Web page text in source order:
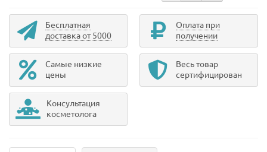
Бесплатная
доставка от 5000
Оплата при
получении
Самые низкие
цены
Весь товар
сертифицирован
Консультация
косметолога